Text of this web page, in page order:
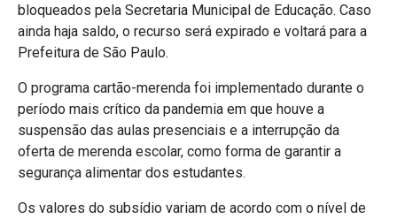
bloqueados pela Secretaria Municipal de Educação. Caso
ainda haja saldo, o recurso será expirado e voltará para a
Prefeitura de São Paulo.
O programa cartão-merenda foi implementado durante o
período mais crítico da pandemia em que houve a
suspensão das aulas presenciais e a interrupção da
oferta de merenda escolar, como forma de garantir a
segurança alimentar dos estudantes.
Os valores do subsídio variam de acordo com o nível de